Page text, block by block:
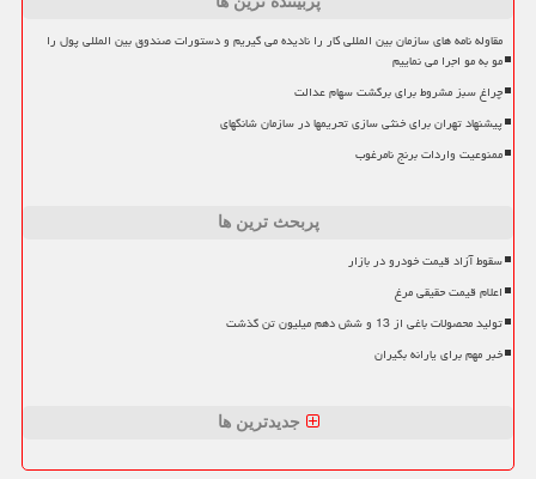
مقاوله نامه های سازمان بین المللی کار را نادیده می گیریم و دستورات صندوق بین المللی پول را
مو به مو اجرا می نماییم
چراغ سبز مشروط برای برگشت سهام عدالت
پیشنهاد تهران برای خنثی سازی تحریمها در سازمان شانگهای
ممنوعیت واردات برنج نامرغوب
پربحث ترین ها
سقوط آزاد قیمت خودرو در بازار
اعلام قیمت حقیقی مرغ
تولید محصولات باغی از 13 و شش دهم میلیون تن گذشت
خبر مهم برای یارانه بگیران
جدیدترین ها